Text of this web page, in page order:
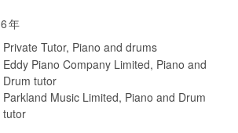
6年
Private Tutor, Piano and drums
Eddy Piano Company Limited, Piano and
Drum tutor
Parkland Music Limited, Piano and Drum
tutor